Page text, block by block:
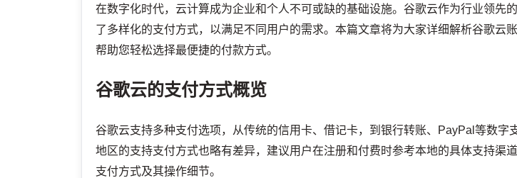
在数字化时代，云计算成为企业和个人不可或缺的基础设施。谷歌云作为行业领先
了多样化的支付方式，以满足不同用户的需求。本篇文章将为大家详细解析谷歌云
帮助您轻松选择最便捷的付款方式。
谷歌云的支付方式概览
谷歌云支持多种支付选项，从传统的信用卡、借记卡，到银行转账、PayPal等数字
地区的支持支付方式也略有差异，建议用户在注册和付费时参考本地的具体支持渠
支付方式及其操作细节。